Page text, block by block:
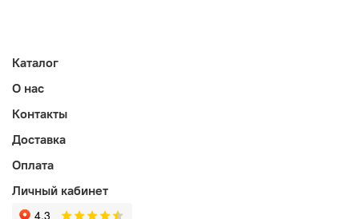
Каталог
О нас
Контакты
Доставка
Оплата
Личный кабинет